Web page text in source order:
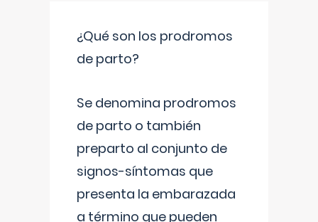
¿Qué son los prodromos
de parto?
Se denomina prodromos
de parto o también
preparto al conjunto de
signos-síntomas que
presenta la embarazada
a término que pueden